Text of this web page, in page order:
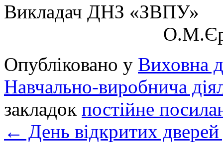
Викладач
Опубліковано у Виховна
Навчально-виробнича
закладок постійне
← День відкритих